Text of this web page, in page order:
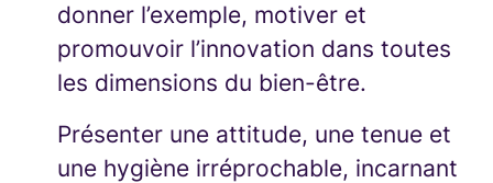
donner l’exemple, motiver et
promouvoir l’innovation dans toutes
les dimensions du bien-être.
Présenter une attitude, une tenue et
une hygiène irréprochable, incarnant